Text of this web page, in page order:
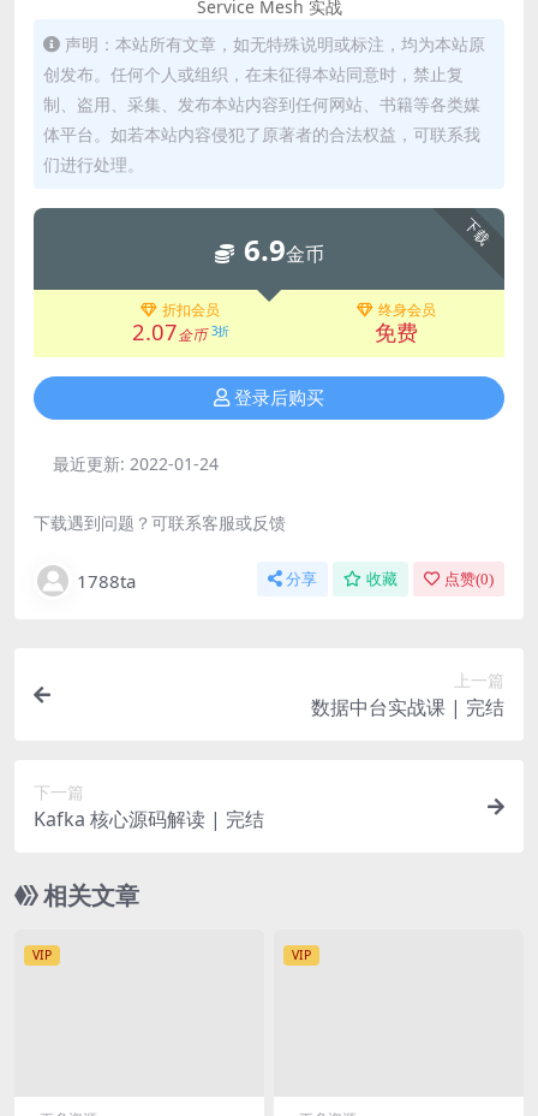
Service Mesh 实战
声明：本站所有文章，如无特殊说明或标注，均为本站原
创发布。任何个人或组织，在未征得本站同意时，禁止复
制、盗用、采集、发布本站内容到任何网站、书籍等各类媒
体平台。如若本站内容侵犯了原著者的合法权益，可联系我
们进行处理。
下载
6.9金币
折扣会员
2.07金币 3折
终身会员
免费
登录后购买
最近更新: 2022-01-24
下载遇到问题？可联系客服或反馈
1788ta 分享 收藏 点赞(0)
上一篇
数据中台实战课 | 完结
下一篇
Kafka 核心源码解读 | 完结
相关文章
VIP VIP